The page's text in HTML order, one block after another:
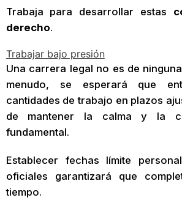
Trabaja para desarrollar estas
derecho.
Trabajar bajo presión
Una carrera legal no es de
menudo, se esperará que
cantidades de trabajo en plazos
de mantener la calma y la
fundamental.
Establecer fechas límite
oficiales garantizará que
tiempo.